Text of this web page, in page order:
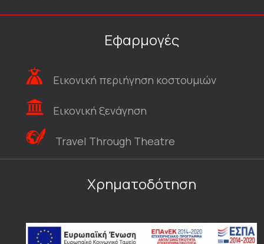
Εφαρμογές
Εικονική περιήγηση κοστουμιών
Εικονική ξενάγηση
Travel Through Theatre
Χρηματοδότηση